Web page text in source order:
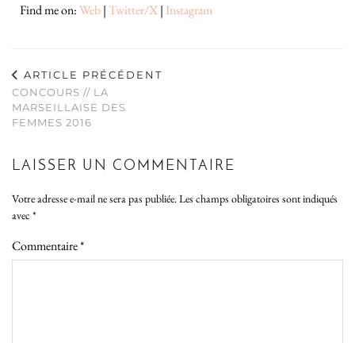
Find me on:Web|Twitter/X| Instagram
ARTICLE PRÉCÉDENT
CONCOURS // LA
MARSEILLAISE DES
FEMMES 2016
LAISSER UN COMMENTAIRE
Votre adresse e-mail ne sera pas publiée.Les champs obligatoires sont indiqués
avec *
Commentaire*